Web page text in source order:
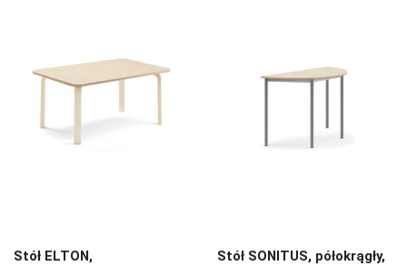
Stół ELTON,
Stół SONITUS, półokrągły,